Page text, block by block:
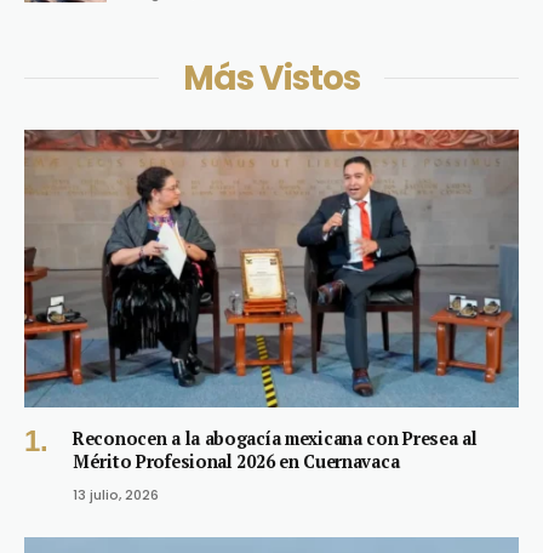
Más Vistos
Reconocen a la abogacía mexicana con Presea al
Mérito Profesional 2026 en Cuernavaca
13 julio, 2026